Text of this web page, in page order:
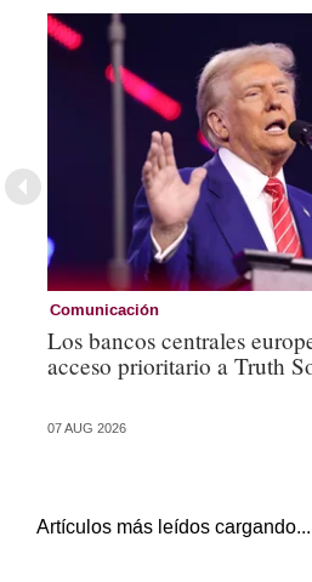
Comunicación
Los bancos centrales
acceso prioritario a Truth
07 AUG 2026
Artículos más leídos cargando...